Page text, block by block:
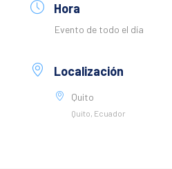
Hora
Evento de todo el día
Localización
Quito
Quito, Ecuador